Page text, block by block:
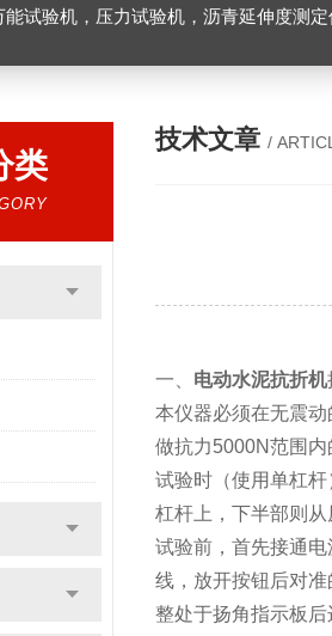
验机，压力试验机，沥青延伸度测定仪，沥青混合料拌合机，全自动沥青混合料离心式抽提仪，马歇尔电动
类
技术文章 /
一、 电动水泥抗折机
本仪器必须在无震
做抗力5000N范围
试验时（使用单杠
杠杆上，下半部则
试验前，首先接通
线，放开按钮后对
整处于扬角指示板